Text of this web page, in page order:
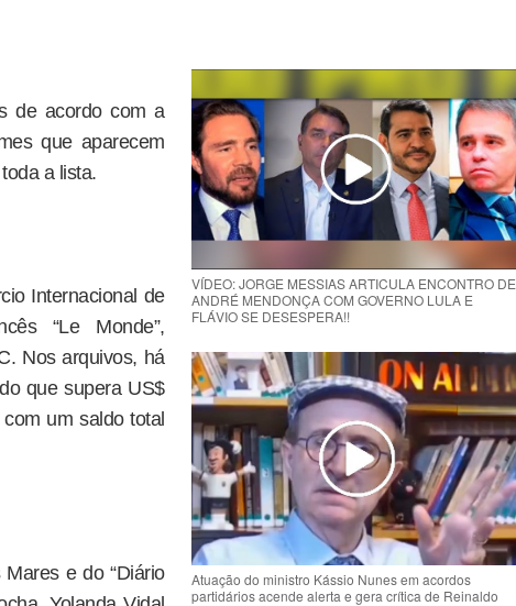
de acordo com a
que aparecem
a lista.
Internacional de
“Le Monde”,
Nos arquivos, há
que supera US$
um saldo total
e do “Diário
VÍDEO: JORGE MESSIAS ARTICULA ENCONTRO DE
ANDRÉ MENDONÇA COM GOVERNO LULA E
FLÁVIO SE DESESPERA!!
Atuação do ministro Kássio Nunes em acordos
partidários acende alerta e gera crítica de Reinaldo